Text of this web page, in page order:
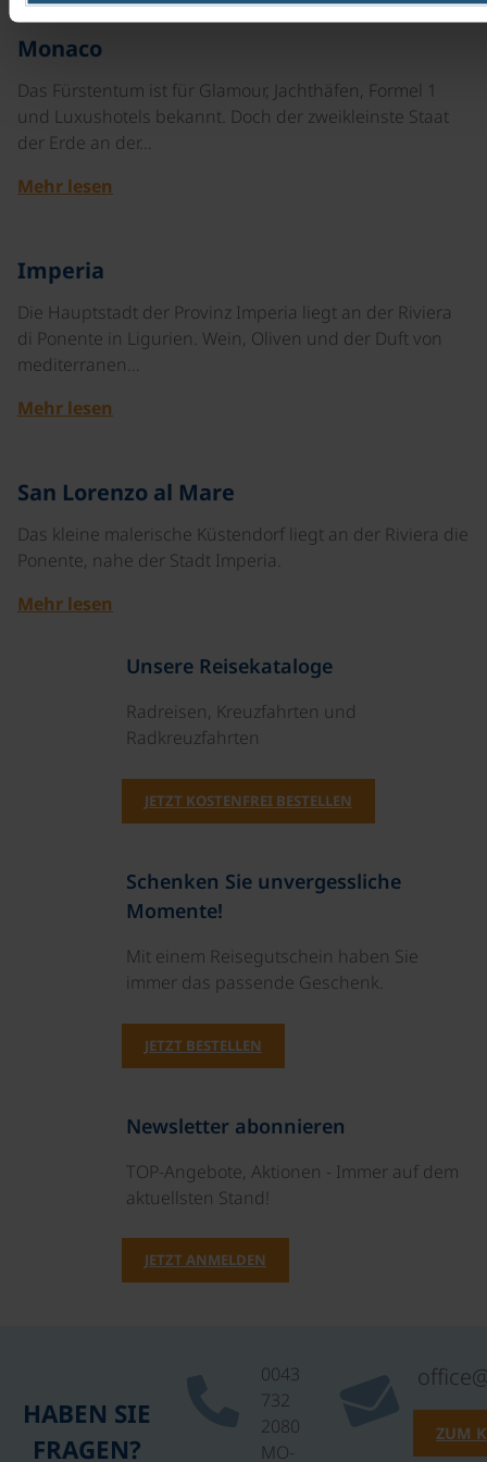
Monaco
Das Fürstentum ist für Glamour, Jachthäfen, Formel 1
und Luxushotels bekannt. Doch der zweikleinste Staat
der Erde an der…
Mehr lesen
Imperia
Die Hauptstadt der Provinz Imperia liegt an der Riviera
di Ponente in Ligurien. Wein, Oliven und der Duft von
mediterranen…
Mehr lesen
San Lorenzo al Mare
Das kleine malerische Küstendorf liegt an der Riviera die
Ponente, nahe der Stadt Imperia.
Mehr lesen
Unsere Reisekataloge
Radreisen, Kreuzfahrten und
Radkreuzfahrten
JETZT KOSTENFREI BESTELLEN
Schenken Sie unvergessliche
Momente!
Mit einem Reisegutschein haben Sie
immer das passende Geschenk.
JETZT BESTELLEN
Newsletter abonnieren
TOP-Angebote, Aktionen - Immer auf dem
aktuellsten Stand!
JETZT ANMELDEN
HABEN SIE
FRAGEN?
0043
732
2080
MO-
ZUM